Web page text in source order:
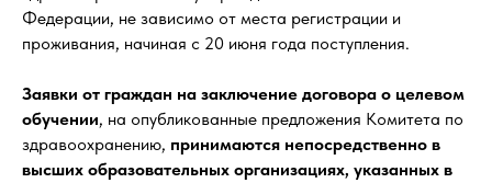
Федерации, не зависимо от места регистрации и
проживания, начиная с 20 июня года поступления.
Заявки от граждан на заключение договора о целевом
обучении, на опубликованные предложения Комитета по
здравоохранению, принимаются непосредственно в
высших образовательных организациях, указанных в